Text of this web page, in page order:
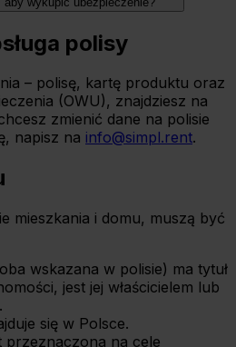
polisy
– polisę, kartę produktu oraz
(OWU), znajdziesz na
zmienić dane na polisie
napisz na info@simpl.rent.
mieszkania i domu, muszą być
wskazana w polisie) ma tytuł
jest jej właścicielem lub
się w Polsce.
przeznaczona na cele